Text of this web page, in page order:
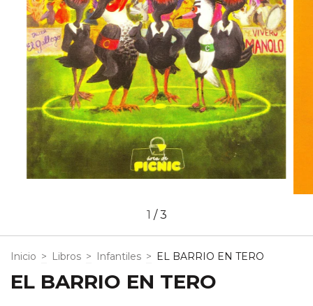
1 /3
Inicio > Libros > Infantiles > EL BARRIO EN TERO
EL BARRIO EN TERO